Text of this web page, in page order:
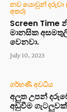
නව යොවුන් දරුවා
අතර)
Screen Time
මානසික
වෙනවා.
July 10, 2023
ගර්භණී අවධිය
අලුත උපන්
අඩුවීම